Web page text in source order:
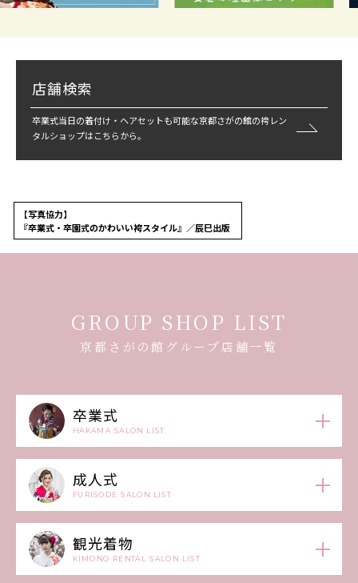
店舗検索
卒業式当日の着付け・ヘアセットも可能な京都さがの館の袴レン
タルショップはこちらから。
【写真協力】
『卒業式・卒園式のかわいい袴スタイル』／辰巳出版
GROUP SHOP LIST
京都さがの館グループ店舗一覧
卒業式
HAKAMA SALON LIST
成人式
FURISODE SALON LIST
観光着物
KIMONO RENTAL SALON LIST